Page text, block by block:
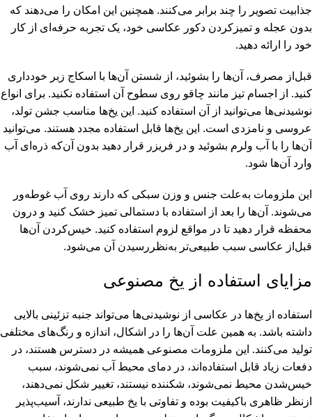
جذابیت تصویر را چند برابر می‌کنند. همچنین این امکان را می‌دهند که
بدون عجله و تمیزکردن دکور عکاسی خود، یک تجربه حرفه‌ای از کار
خود را ارائه دهید.
قبل‌از مصرف، آن‌ها را بشوئید، از شستن آن‌ها با اسکاج زبر خودداری
کنید. از اجسام تیز مانند چاقو روی سطوح آن استفاده نکنید. برای انواع
نوشیدنی‌ها می‌توانید از آن استفاده کنید. این یخ‌ها مناسب جشن تولد،
عروسی و نامزدی است. این یخ‌ها قابل استفاده مجدد هستند. می‌توانید
آن‌ها را با آب ولرم بشوئید و در فریزر قرار دهید بدون آن‌که ذره‌ای آب
وارد آن‌ها شود.
این ملزومات به‌علت جنس و وزن سبکی که دارند روی آب غوطه‌ور
می‌شوند. آن‌ها را بعد از استفاده با دستمالی تمیز خشک کنید و درون
محفظه قرار دهید تا در مواقع لزوم استفاده کنید. خیس‌کردن آن‌ها
قبل‌از عکاسی سبب طبیعی‌تر به‌نظررسیدن آن می‌شود.
مزایای استفاده از یخ مصنوعی
استفاده از یخ‌ها در عکاسی از نوشیدنی‌ها می‌تواند جنبه تزئینی بالایی
داشته باشد. به همین علت آن‌ها را در اشکال، اندازه و رنگ‌های مختلفی
تولید می‌کنند. این ملزومات مصنوعی همیشه در دسترس هستند، در
دفعات زیاد قابل استفاده‌اند، در دمای محیط آب نمی‌شوند، سبب
خیس‌شدن محیط نمی‌شوند، شکننده نیستند، تغییر شکل نمی‌دهند،
ازنظر ظاهری باکیفیت بوده و تفاوتی با یخ طبیعی ندارند، آسیب‌پذیر